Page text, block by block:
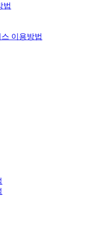
법
이용방법